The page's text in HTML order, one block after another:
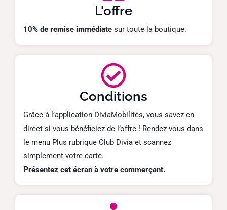
L'offre
10% de remise immédiate sur toute la boutique.
Conditions
Grâce à l’application DiviaMobilités, vous savez en
direct si vous bénéficiez de l’offre ! Rendez-vous dans
le menu Plus rubrique Club Divia et scannez
simplement votre carte.
Présentez cet écran à votre commerçant.